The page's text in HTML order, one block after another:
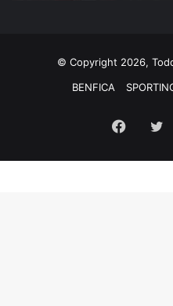
© Copyright 2026,
BENFICA